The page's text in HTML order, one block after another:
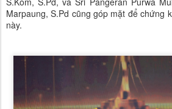
Marpaung, S.Pd cũng góp mặt để chứng
này.